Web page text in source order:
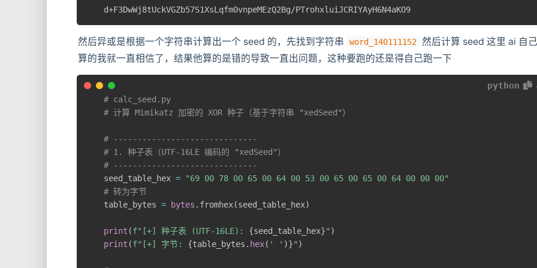
d+F3DwWj8tUckVGZb57S1XsLqfm0vnpeMEzQ2Bg/PTrohxluiJCRIYAyH6N4aKO9
然后异或是根据一个字符串计算出一个 seed 的，先找到字符串 word_140111152 然后计算 seed 这里 ai 自
算的我就一直相信了，结果他算的是错的导致一直出问题，这种要跑的还是得自己跑一下
python
# calc_seed.py
# 计算 Mimikatz 加密的 XOR 种子（基于字符串 "xedSeed"）
# ------------------------------
# 1. 种子表（UTF-16LE 编码的 "xedSeed"）
# ------------------------------
seed_table_hex =
"69 00 78 00 65 00 64 00 53 00 65 00 65 00 64 00 00 00"
# 转为字节
table_bytes = bytes . fromhex(seed_table_hex)
print (f"[+] 种子表 (UTF-16LE): {seed_table_hex}" )
print (f"[+] 字节: {table_bytes . hex( ' ' )}" )